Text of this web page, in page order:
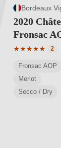
Bordeaux
2020
Fronsac
★★★★★
Valutazione
2
Fronsac AOP
Merlot
Secco / Dry